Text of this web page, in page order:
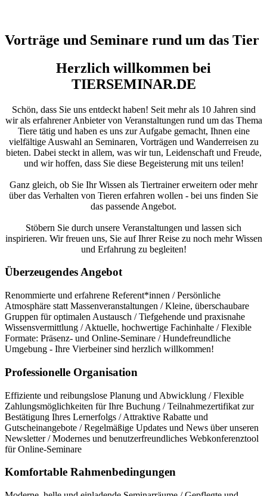
Vorträge und Seminare rund um das Tier
Herzlich willkommen bei
TIERSEMINAR.DE
Schön, dass Sie uns entdeckt haben! Seit mehr als 10 Jahren sind
wir als erfahrener Anbieter von Veranstaltungen rund um das Thema
Tiere tätig und haben es uns zur Aufgabe gemacht, Ihnen eine
vielfältige Auswahl an Seminaren, Vorträgen und Wanderreisen zu
bieten. Dabei steckt in allem, was wir tun, Leidenschaft und Freude,
und wir hoffen, dass Sie diese Begeisterung mit uns teilen!
Ganz gleich, ob Sie Ihr Wissen als Tiertrainer erweitern oder mehr
über das Verhalten von Tieren erfahren wollen - bei uns finden Sie
das passende Angebot.
Stöbern Sie durch unsere Veranstaltungen und lassen sich
inspirieren. Wir freuen uns, Sie auf Ihrer Reise zu noch mehr Wissen
und Erfahrung zu begleiten!
Überzeugendes Angebot
Renommierte und erfahrene Referent*innen / Persönliche
Atmosphäre statt Massenveranstaltungen / Kleine, überschaubare
Gruppen für optimalen Austausch / Tiefgehende und praxisnahe
Wissensvermittlung / Aktuelle, hochwertige Fachinhalte / Flexible
Formate: Präsenz- und Online-Seminare / Hundefreundliche
Umgebung - Ihre Vierbeiner sind herzlich willkommen!
Professionelle Organisation
Effiziente und reibungslose Planung und Abwicklung / Flexible
Zahlungsmöglichkeiten für Ihre Buchung / Teilnahmezertifikat zur
Bestätigung Ihres Lernerfolgs / Attraktive Rabatte und
Gutscheinangebote / Regelmäßige Updates und News über unseren
Newsletter / Modernes und benutzerfreundliches Webkonferenztool
für Online-Seminare
Komfortable Rahmenbedingungen